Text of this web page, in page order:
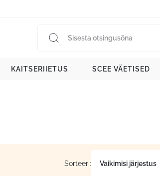
KAITSERIIETUS SCEE VÄETISED
Sorteeri: